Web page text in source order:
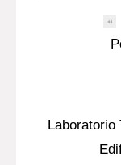
Laboratorio